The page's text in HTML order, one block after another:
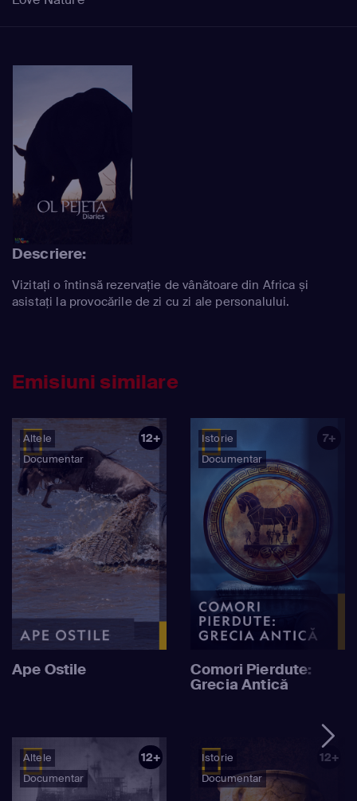
Descriere:
Vizitați o întinsă rezervație de vânătoare din Africa și
asistați la provocările de zi cu zi ale personalului.
Emisiuni similare
Altele
Documentar
12+
Ape Ostile
Istorie
Documentar
7+
Comori Pierdute:
Grecia Antică
Altele
Documentar
12+
Istorie
Documentar
12+